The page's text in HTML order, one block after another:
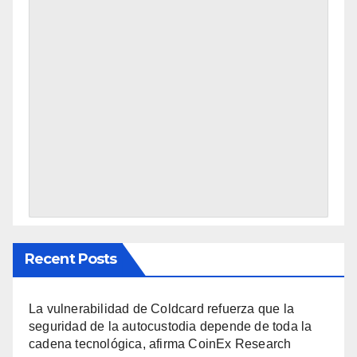
Recent Posts
La vulnerabilidad de Coldcard refuerza que la
seguridad de la autocustodia depende de toda la
cadena tecnológica, afirma CoinEx Research